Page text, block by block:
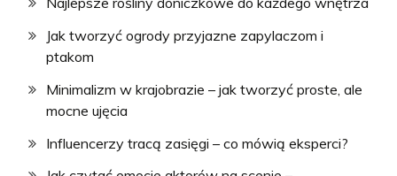
Jak tworzyć ogrody przyjazne zapylaczom i
ptakom
Minimalizm w krajobrazie – jak tworzyć proste, ale
mocne ujęcia
Influencerzy tracą zasięgi – co mówią eksperci?